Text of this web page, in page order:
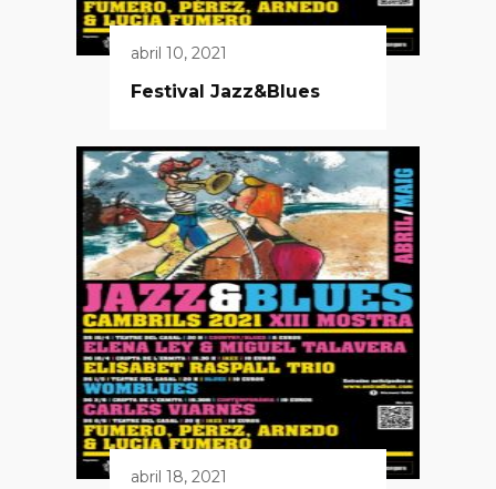
abril 10, 2021
Festival Jazz&Blues
abril 18, 2021